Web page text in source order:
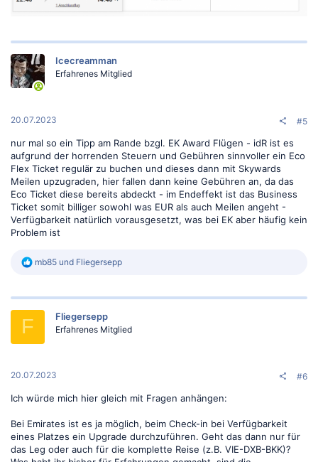
Icecreamman
Erfahrenes Mitglied
20.07.2023 #5
nur mal so ein Tipp am Rande bzgl. EK Award Flügen - idR ist es
aufgrund der horrenden Steuern und Gebühren sinnvoller ein Eco
Flex Ticket regulär zu buchen und dieses dann mit Skywards
Meilen upzugraden, hier fallen dann keine Gebühren an, da das
Eco Ticket diese bereits abdeckt - im Endeffekt ist das Business
Ticket somit billiger sowohl was EUR als auch Meilen angeht -
Verfügbarkeit natürlich vorausgesetzt, was bei EK aber häufig kein
Problem ist
R
k
:
mb85 und Fliegersepp
F Fliegersepp
Erfahrenes Mitglied
20.07.2023 #6
Ich würde mich hier gleich mit Fragen anhängen:
Bei Emirates ist es ja möglich, beim Check-in bei Verfügbarkeit
eines Platzes ein Upgrade durchzuführen. Geht das dann nur für
das Leg oder auch für die komplette Reise (z.B. VIE-DXB-BKK)?